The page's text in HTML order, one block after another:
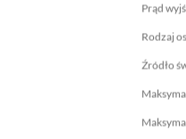
Prąd
Rodzaj
Źródło